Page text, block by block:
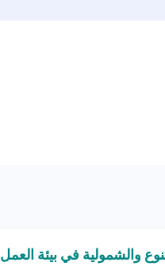
والشمولية في بيئة العمل